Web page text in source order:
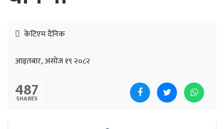
केटिएम दैनिक
आइतबार, असोज १९ २०८२
487
SHARES